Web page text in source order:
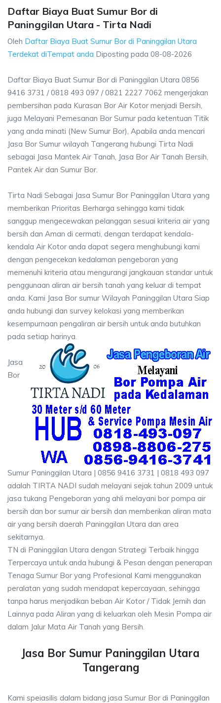
Daftar Biaya Buat Sumur Bor di
Paninggilan Utara - Tirta Nadi
Oleh Daftar Biaya Buat Sumur Bor di Paninggilan Utara
Terdekat diTempat anda Diposting pada 08-08-2026
Daftar Biaya Buat Sumur Bor di Paninggilan Utara 0856
9416 3731 / 0818 493 097 / 0821 2227 7062 mengerjakan
pembersihan pada Kurasan Bor Air Kotor menjadi Bersih,
juga Melayani Pemesanan Bor Sumur pada ketentuan Titik
yang anda minati (New Sumur Bor), Apabila anda mencari
Jasa Bor Sumur wilayah Tangerang hubungi Tirta Nadi
sebagai Jasa Mantek Air Tanah, Jasa Bor Air Tanah Bersih,
Pantek Air dan Sumur Bor.
Tirta Nadi Sebagai Jasa Sumur Bor Paninggilan Utara yang
memberikan Prioritas Berharga sehingga kami tidak
sanggup mengecewakan pelanggan sesuai kriteria air yang
bersih dan Aman di cermati, dengan terdapat kendala-
kendala Air Kotor anda dapat segera menghubungi kami
dengan pengecekan kedalaman pengeboran yang
memenuhi kriteria atau mengurangi jangkauan standar untuk
penggunaan aliran air bersih tanah yang keluar di tempat
anda. Kami Jasa Bor sumur Wilayah Paninggilan Utara Siap
anda hubungi dan survey kelokasi yang memberikan
kesempurnaan pengaliran air bersih untuk anda butuhkan
pada setiap harinya.
Jasa
Bor
Sumur Paninggilan Utara | 0856 9416 3731 | 0818 493 097
adalah TIRTA NADI sudah melayani sejak tahun 2009 untuk
jasa tukang Pengeboran yang ahli melayani bor pompa air
bersih dan bor sumur air bersih dan memberikan aliran mata
air yang bersih daerah Paninggilan Utara dan area
sekitarnya.
TN di Paninggilan Utara dengan Strategi Terbaik hingga
Terpercaya untuk anda hubungi & Pesan dengan penerapan
Tenaga Sumur Bor yang Profesional Kami menggunakan
peralatan yang sudah mendapat kepercayaan, sehingga
tanpa harus menjadikan beban Air Kotor / Tidak Jernih dan
Lainnya pada Aliran yang di keluarkan oleh Mesin Pompa air
dalam Jalur Mata Air Tanah yang Bersih.
Jasa Bor Sumur Paninggilan Utara
Tangerang
Kami speiasilis dalam bidang jasa Sumur Bor di Paninggilan